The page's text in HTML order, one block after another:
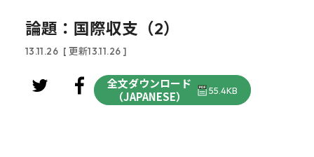
論題：国際収支（2）
13.11.26 [ 更新13.11.26 ]
全文ダウンロード
（JAPANESE）
55.4KB